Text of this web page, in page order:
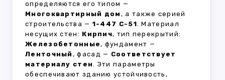
определяются его типом —
Многоквартирный дом , а также серией
строительства — 1-447 С-51. Материал
несущих стен: Кирпич, тип перекрытий:
Железобетонные, фундамент —
Ленточный , фасад — Соответствует
материалу стен. Эти параметры
обеспечивают зданию устойчивость,